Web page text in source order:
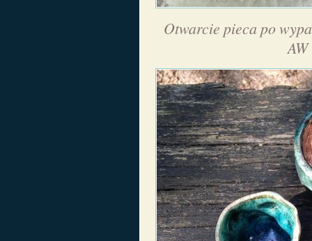
Otwarcie pieca po
AW